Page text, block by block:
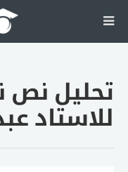
تحليل نص
للاستاد